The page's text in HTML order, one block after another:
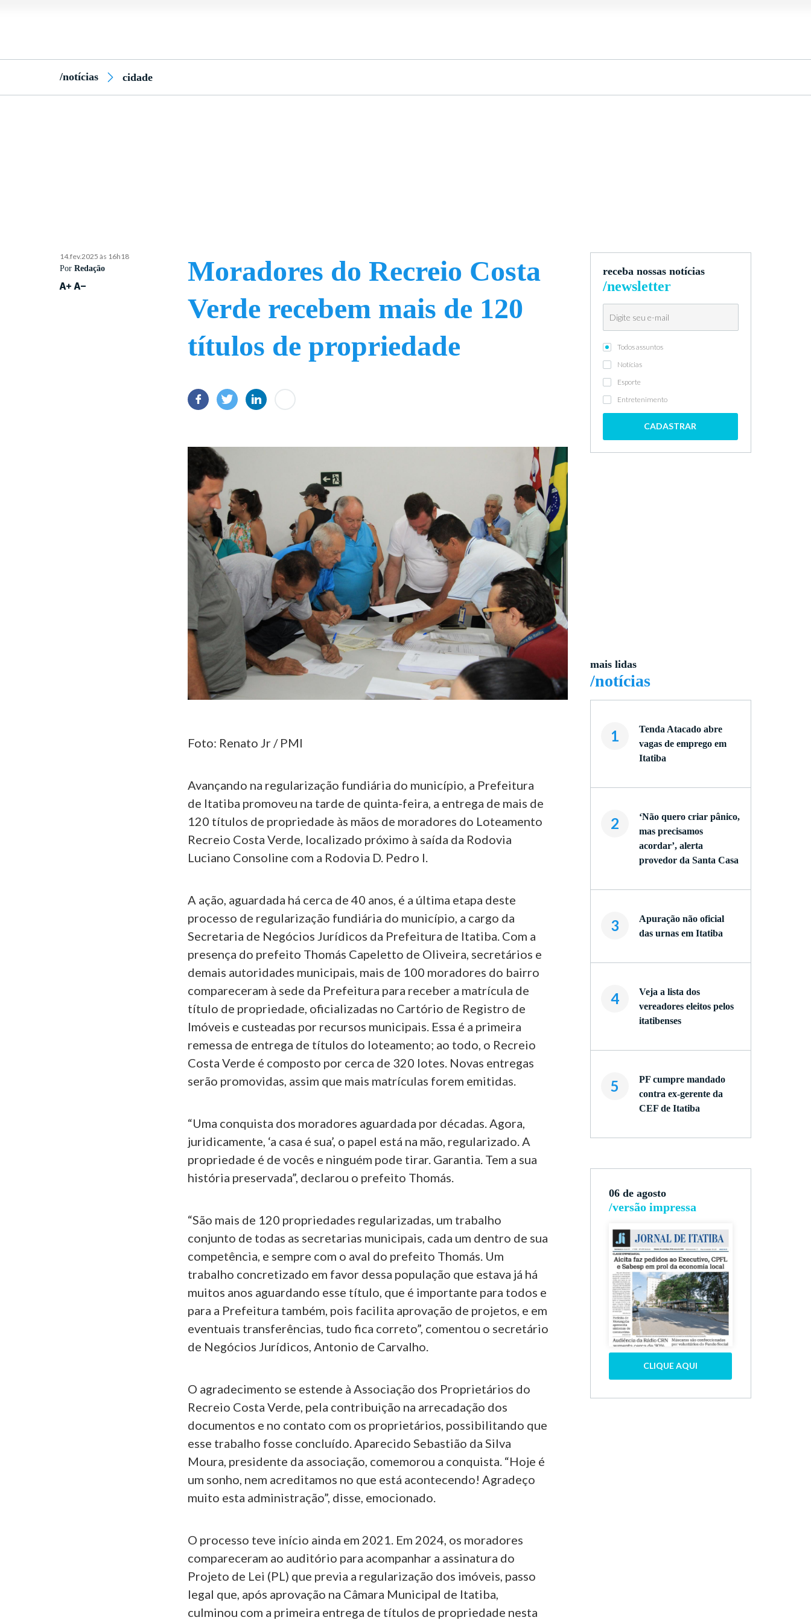
/notícias cidade
14.fev.2025 às 16h18
PorRedação
Moradores do Recreio Costa
Verde recebem mais de 120
títulos de propriedade
Foto: Renato Jr / PMI
Avançando na regularização fundiária do município, a Prefeitura
de Itatiba promoveu na tarde de quinta-feira, a entrega de mais de
120 títulos de propriedade às mãos de moradores do Loteamento
Recreio Costa Verde, localizado próximo à saída da Rodovia
Luciano Consoline com a Rodovia D. Pedro I.
A ação, aguardada há cerca de 40 anos, é a última etapa deste
processo de regularização fundiária do município, a cargo da
Secretaria de Negócios Jurídicos da Prefeitura de Itatiba. Com a
presença do prefeito Thomás Capeletto de Oliveira, secretários e
demais autoridades municipais, mais de 100 moradores do bairro
compareceram à sede da Prefeitura para receber a matrícula de
título de propriedade, oficializadas no Cartório de Registro de
Imóveis e custeadas por recursos municipais. Essa é a primeira
remessa de entrega de títulos do loteamento; ao todo, o Recreio
Costa Verde é composto por cerca de 320 lotes. Novas entregas
serão promovidas, assim que mais matrículas forem emitidas.
“Uma conquista dos moradores aguardada por décadas. Agora,
juridicamente, ‘a casa é sua’, o papel está na mão, regularizado. A
propriedade é de vocês e ninguém pode tirar. Garantia. Tem a sua
história preservada”, declarou o prefeito Thomás.
“São mais de 120 propriedades regularizadas, um trabalho
conjunto de todas as secretarias municipais, cada um dentro de sua
competência, e sempre com o aval do prefeito Thomás. Um
trabalho concretizado em favor dessa população que estava já há
muitos anos aguardando esse título, que é importante para todos e
para a Prefeitura também, pois facilita aprovação de projetos, e em
eventuais transferências, tudo fica correto”, comentou o secretário
de Negócios Jurídicos, Antonio de Carvalho.
O agradecimento se estende à Associação dos Proprietários do
Recreio Costa Verde, pela contribuição na arrecadação dos
documentos e no contato com os proprietários, possibilitando que
esse trabalho fosse concluído. Aparecido Sebastião da Silva
Moura, presidente da associação, comemorou a conquista. “Hoje é
um sonho, nem acreditamos no que está acontecendo! Agradeço
muito esta administração”, disse, emocionado.
O processo teve início ainda em 2021. Em 2024, os moradores
compareceram ao auditório para acompanhar a assinatura do
Projeto de Lei (PL) que previa a regularização dos imóveis, passo
legal que, após aprovação na Câmara Municipal de Itatiba,
culminou com a primeira entrega de títulos de propriedade nesta
receba nossas notícias
/newsletter
Todos assuntos
Notícias
Esporte
Entretenimento
CADASTRAR
mais lidas
/notícias
1
Tenda Atacado abre
vagas de emprego em
Itatiba
2
‘Não quero criar pânico,
mas precisamos
acordar’, alerta
provedor da Santa Casa
3
Apuração não oficial
das urnas em Itatiba
4
Veja a lista dos
vereadores eleitos pelos
itatibenses
5
PF cumpre mandado
contra ex-gerente da
CEF de Itatiba
06 de agosto
/versão impressa
CLIQUE AQUI